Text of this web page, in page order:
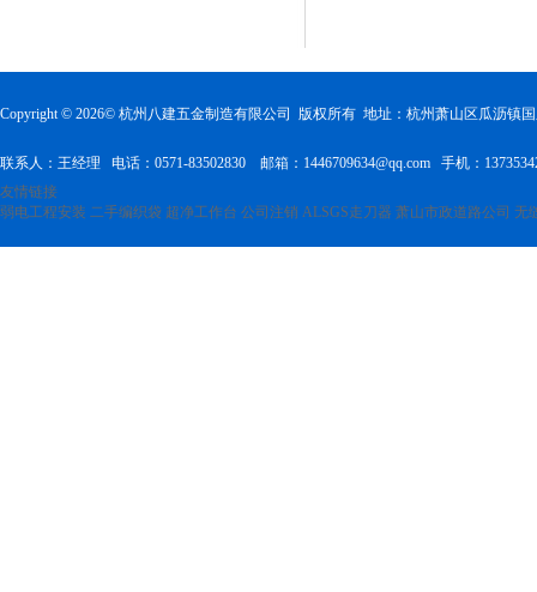
Copyright © 2026© 杭州八建五金制造有限公司 版权所有 地址：杭州萧山区瓜沥镇
联系人：王经理 电话：0571-83502830 邮箱：1446709634@qq.com 手机：
友情链接
弱电工程安装 二手编织袋 超净工作台 公司注销 ALSGS走刀器 萧山市政道路公司 无